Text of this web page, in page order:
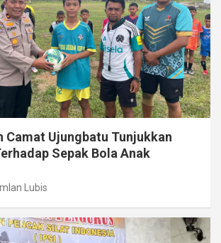
Camat Ujungbatu Tunjukkan
Sepak Bola Anak
Lubis